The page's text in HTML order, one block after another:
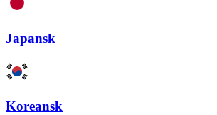
Japansk
Koreansk